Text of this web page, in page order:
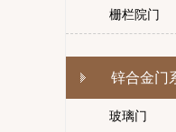
栅栏院门
锌合金门
玻璃门